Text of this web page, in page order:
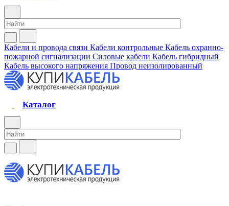
Кабели и провода связи Кабели контрольные Кабель охранно-
пожарной сигнализации Силовые кабели Кабель гибридный
Кабель высокого напряжения Провод неизолированный
Каталог